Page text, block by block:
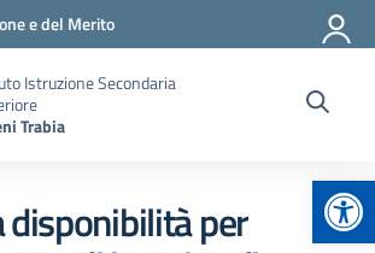
e del Merito
Istruzione Secondaria
Trabia
disponibilità per